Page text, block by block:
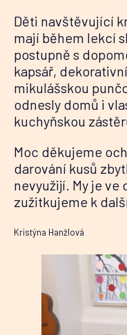
Děti navštěvující
mají během lekcí
postupně s
kapsář,
mikulášskou
odnesly domů i
kuchyňskou
Moc děkujeme
darování kusů
nevyužijí. My je
zužitkujeme k
Kristýna Hanžlová